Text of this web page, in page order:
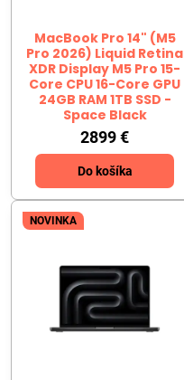
MacBook Pro 14" (M5
Pro 2026) Liquid Retina
XDR Display M5 Pro 15-
Core CPU 16-Core GPU
24GB RAM 1TB SSD -
Space Black
2899 €
Do košíka
NOVINKA